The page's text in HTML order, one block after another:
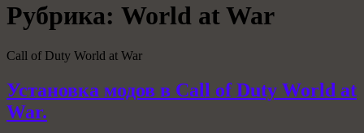
Рубрика: World at War
Call of Duty World at War
Установка модов в Call of Duty World at
War.